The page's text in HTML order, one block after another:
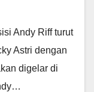
Andy Riff turut
Astri dengan
digelar di